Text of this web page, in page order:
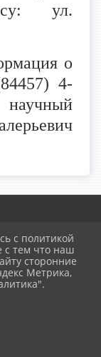
ул.
о
4-
с политикой
с тем что наш
сторонние
Метрика,